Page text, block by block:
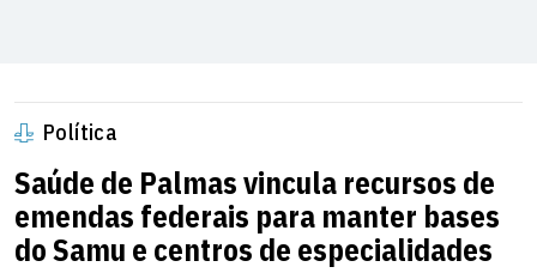
Política
Saúde de Palmas vincula recursos de
emendas federais para manter bases
do Samu e centros de especialidades